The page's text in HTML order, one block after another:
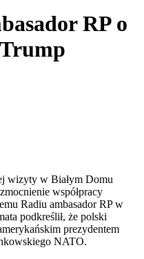
RP o
wizyty w Białym Domu
współpracy
Radiu ambasador RP w
podkreślił, że polski
prezydentem
NATO.